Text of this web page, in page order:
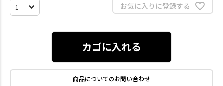
お気に入りに登録する
カゴに入れる
商品についてのお問い合わせ